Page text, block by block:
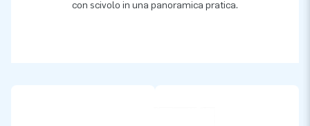
con scivolo in una panoramica pratica.